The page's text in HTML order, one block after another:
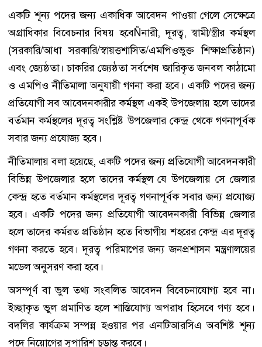
একটি শূন্য পদের জন্য একাধিক আবেদন পাওয়া গেলে সেক্ষেত্রে
অগ্রাধিকার বিবেচনার বিষয় হবেÑনারী, দূরত্ব, স্বামী/স্ত্রীর কর্মস্থল
(সরকারি/আধা সরকারি/স্বায়ত্তশাসিত/এমপিওভুক্ত শিক্ষাপ্রতিষ্ঠান)
এবং জ্যেষ্ঠতা। চাকরির জ্যেষ্ঠতা সর্বশেষ জারিকৃত জনবল কাঠামো
ও এমপিও নীতিমালা অনুযায়ী গণনা করা হবে। একটি পদের জন্য
প্রতিযোগী সব আবেদনকারীর কর্মস্থল একই উপজেলায় হলে তাদের
বর্তমান কর্মস্থলের দূরত্ব সংশ্লিষ্ট উপজেলার কেন্দ্র থেকে গণনাপূর্বক
সবার জন্য প্রযোজ্য হবে।
নীতিমালায় বলা হয়েছে, একটি পদের জন্য প্রতিযোগী আবেদনকারী
বিভিন্ন উপজেলার হলে তাদের কর্মস্থল যে উপজেলায় সে জেলার
কেন্দ্র হতে বর্তমান কর্মস্থলের দূরত্ব গণনাপূর্বক সবার জন্য প্রযোজ্য
হবে। একটি পদের জন্য প্রতিযোগী আবেদনকারী বিভিন্ন জেলার
হলে তাদের কর্মরত প্রতিষ্ঠান হতে বিভাগীয় শহরের কেন্দ্র এর দূরত্ব
গণনা করতে হবে। দূরত্ব পরিমাপের জন্য জনপ্রশাসন মন্ত্রণালয়ের
মডেল অনুসরণ করা হবে।
অসম্পূর্ণ বা ভুল তথ্য সংবলিত আবেদন বিবেচনাযোগ্য হবে না।
ইচ্ছাকৃত ভুল প্রমাণিত হলে শাস্তিযোগ্য অপরাধ হিসেবে গণ্য হবে।
বদলির কার্যক্রম সম্পন্ন হওয়ার পর এনটিআরসিএ অবশিষ্ট শূন্য
পদে নিয়োগের সুপারিশ চূড়ান্ত করবে।